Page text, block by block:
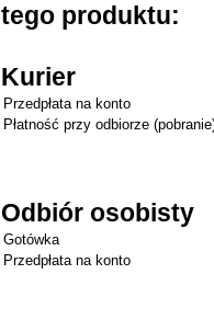
tego produktu:
Kurier
Przedpłata na konto
Płatność przy odbiorze
Odbiór osobisty
Gotówka
Przedpłata na konto